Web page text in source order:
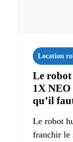
Location
Le
1X NEO
qu’il
Le robot
franchir le